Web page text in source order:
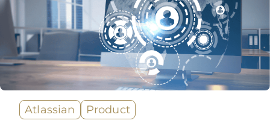
Atlassian Product